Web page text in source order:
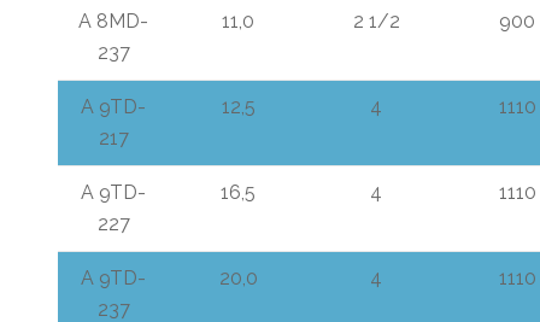
A 8MD-
237
11,0 2 1/2 900
A 9TD-
217
12,5 4 1110
A 9TD-
227
16,5 4 1110
A 9TD-
237
20,0 4 1110